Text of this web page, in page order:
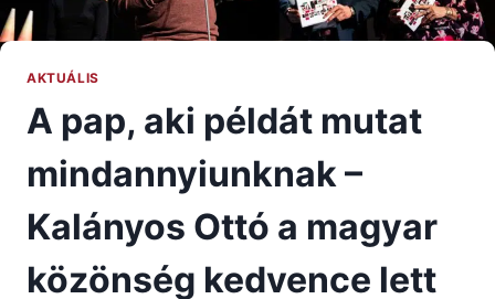
AKTUÁLIS
A pap, aki példát mutat
mindannyiunknak –
Kalányos Ottó a magyar
közönség kedvence lett